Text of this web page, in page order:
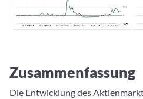
Zusammenfassung
Die Entwicklung des